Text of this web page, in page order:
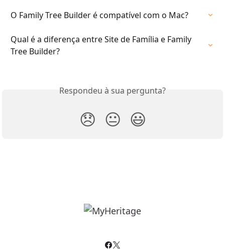
O Family Tree Builder é compatível com o Mac?
Qual é a diferença entre Site de Família e Family
Tree Builder?
Respondeu à sua pergunta?
😞 😐 😃